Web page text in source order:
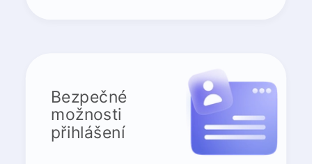
Bezpečné
možnosti
přihlášení